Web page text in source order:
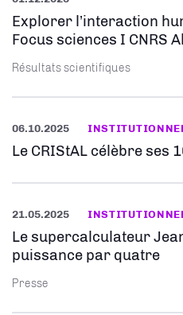
Explorer l’interaction
Focus sciences I CNRS
Résultats scientifiques
06.10.2025
Le CRIStAL célèbre ses
21.05.2025
Le supercalculateur
puissance par quatre
Presse